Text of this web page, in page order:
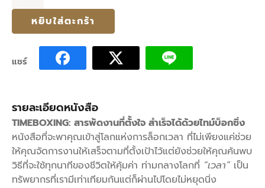
TIMEBOXING
สารพัด
ได้
ด้วย
ไทม์บ็
อก
ซิ่ง
ชิ้น
หยิบใส่ตะกร้า
แชร์
รายละเอียดหนังสือ
TIMEBOXING: สารพัดงานที่ตั้งใจ สำเร็จได้ด้วยไทม์บ็อกซิ่ง
หนังสือที่จะพาคุณเข้าสู่โลกแห่งการล็อกเวลา ที่ไม่เพียงแค่ช่วย
ให้คุณจัดการงานให้เสร็จตามที่ตั้งเป้าไว้แต่ยังช่วยให้คุณค้นพบ
วิธีที่จะใช้ทุกนาทีของชีวิตให้คุ้มค่า ท่ามกลางโลกที่ “เวลา” เป็น
ทรัพยากรที่เรามีเท่าเทียมกันแต่ก็ผ่านไปโดยไม่หยุดนิ่ง